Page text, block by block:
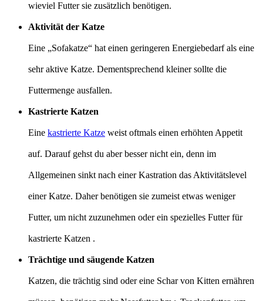
wieviel Futter sie zusätzlich benötigen.
Aktivität der Katze
Eine „Sofakatze“ hat einen geringeren Energiebedarf als eine
sehr aktive Katze. Dementsprechend kleiner sollte die
Futtermenge ausfallen.
Kastrierte Katzen
Eine kastrierte Katze weist oftmals einen erhöhten Appetit
auf. Darauf gehst du aber besser nicht ein, denn im
Allgemeinen sinkt nach einer Kastration das Aktivitätslevel
einer Katze. Daher benötigen sie zumeist etwas weniger
Futter, um nicht zuzunehmen oder ein spezielles Futter für
kastrierte Katzen .
Trächtige und säugende Katzen
Katzen, die trächtig sind oder eine Schar von Kitten ernähren